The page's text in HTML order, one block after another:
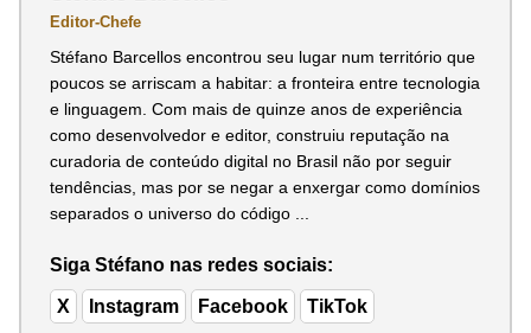
Editor-Chefe
Stéfano Barcellos encontrou seu lugar num território que
poucos se arriscam a habitar: a fronteira entre tecnologia
e linguagem. Com mais de quinze anos de experiência
como desenvolvedor e editor, construiu reputação na
curadoria de conteúdo digital no Brasil não por seguir
tendências, mas por se negar a enxergar como domínios
separados o universo do código ...
Siga Stéfano nas redes sociais:
X Instagram Facebook TikTok